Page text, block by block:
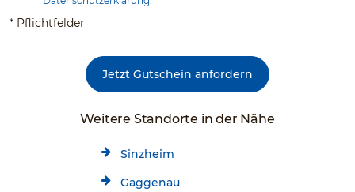
* Pflichtfelder
Jetzt Gutschein anfordern
Weitere Standorte in der Nähe
Sinzheim
Gaggenau